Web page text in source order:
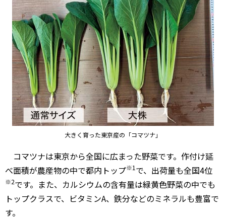
大きく育った東京産の「コマツナ」
コマツナは東京から全国に広まった野菜です。作付け延
べ面積が農産物の中で都内トップ※1 で、出荷量も全国4位
※2です。また、カルシウムの含有量は緑黄色野菜の中でも
トップクラスで、ビタミンA、鉄分などのミネラルも豊富で
す。